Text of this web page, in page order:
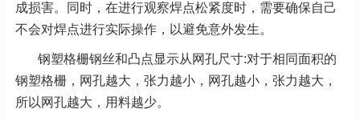
成损害。同时，在进行观察焊点松紧度时，需要确保自己
不会对焊点进行实际操作，以避免意外发生。
钢塑格栅钢丝和凸点显示从网孔尺寸:对于相同面积的
钢塑格栅，网孔越大，张力越小，网孔越小，张力越大，
所以网孔越大，用料越少。